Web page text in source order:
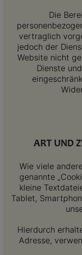
Die
vertraglich
jedoch der
Website nicht
Dienste
ART UND
Wie viele
genannte
kleine
Tablet,
Hierdurch
Adresse,